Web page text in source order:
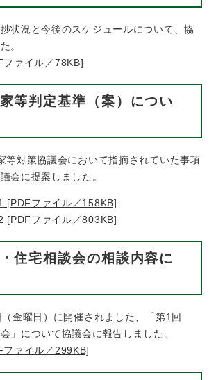
状況と今後のスケジュールについて、協
。
ファイル／78KB]
等判定基準（案）につい
対策協議会において指摘されていた事項
会に提案しました。
[PDFファイル／158KB]
[PDFファイル／803KB]
住宅相談会の相談内容に
金曜日）に開催されました、「第1回
」について協議会に報告しました。
ファイル／299KB]